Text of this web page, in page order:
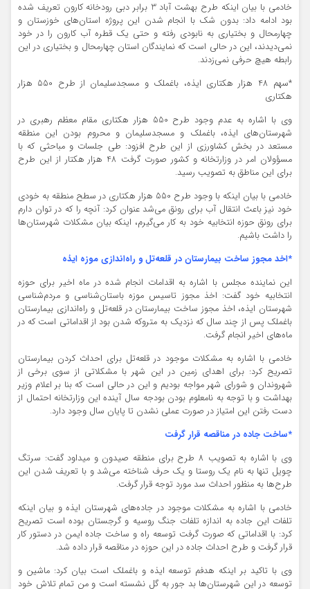
خادمی با بیان اینکه طرح بهشت آباد 3 برابر دبی رودخانه کارون تعریف شده
بود ادامه داد: بدون شک با انجام شدن این پروژه استان‌های خوزستان و
چهارمحال و بختیاری به نابودی رفته و حتی یک قطره آب کارون را در خود
نمی‌دیدند، این در حالی است که نمایندگان استان چهارمحال و بختیاری در این
رابطه هیچ حرفی نمی‌زدند.
*سهم 48 هزار هکتاری ایذه، باغملک و مسجدسلیمان از طرح 550 هزار
هکتاری
وی با اشاره به عدم وجود طرح 550 هزار هکتاری مقام معظم رهبری در
شهرستان‌های ایذه، باغملک و مسجدسلیمان و محروم بودن این منطقه
مستعد در بخش کشاورزی از این طرح افزود: طی جلسات و مباحثی که با
مسؤولان امر در وزارتخانه و کشور صورت گرفت 48 هزار هکتار از این طرح
برای این مناطق به تصویب رسید.
خادمی با بیان اینکه با وجود طرح 550 هزار هکتاری در سطح منطقه به خودی
خود نیز باعث انتقال آب برای رونق می‌شد عنوان کرد: آنچه را که در توان دارم
برای رونق حوزه انتخابیه خود به کار می‌گیرم، اینکه بیان مشکلات شهرستان‌ها
را داشت باشیم.
*اخد مجوز ساخت بیمارستان در قلعه‌تل و راه‌اندازی موزه ایذه
این نماینده مجلس با اشاره به اقدامات انجام شده در ماه اخیر برای حوزه
انتخابیه خود گفت: اخذ مجوز تاسیس موزه باستان‌شناسی و مردم‌شناسی
شهرستان ایذه، اخذ مجوز ساخت بیمارستان در قلعه‌تل و راه‌اندازی بیمارستان
باغملک پس از چند سال که نزدیک به متروکه شدن بود از اقداماتی است که در
ماه‌های اخیر انجام گرفت.
خادمی با اشاره به مشکلات موجود در قلعه‌تل برای احداث کردن بیمارستان
تصریح کرد: برای اهدای زمین در این شهر با مشکلاتی از سوی برخی از
شهروندان و شورای شهر مواجه بودیم و این در حالی است که بنا بر اعلام وزیر
بهداشت و با توجه به نامعلوم بودن بودجه سال آینده این وزارتخانه احتمال از
دست رفتن این امتیاز در صورت عملی نشدن تا پایان سال وجود دارد.
*ساخت جاده در مناقصه قرار گرفت
وی با اشاره به تصویب 8 طرح برای منطقه صیدون و میداود گفت: سرتگ
چویل تنها به نام یک روستا و یک حرف شناخته می‌شد و با تعریف شدن این
طرح‌ها به منظور احداث سد مورد توجه قرار گرفت.
خادمی با اشاره به مشکلات موجود در جاده‌های شهرستان ایذه و بیان اینکه
تلفات این جاده به اندازه تلفات جنگ روسیه و گرجستان بوده است تصریح
کرد: با اقداماتی که صورت گرفت توسعه راه و ساخت جاده ایمن در دستور کار
قرار گرفت و طرح احداث جاده در این حوزه در مناقصه قرار داده شد.
وی با تاکید بر اینکه هدفم توسعه ایذه و باغملک است بیان کرد: ماشین و
توسعه در این شهرستان‌ها بد جور به گل نشسته است و من تمام تلاش خود